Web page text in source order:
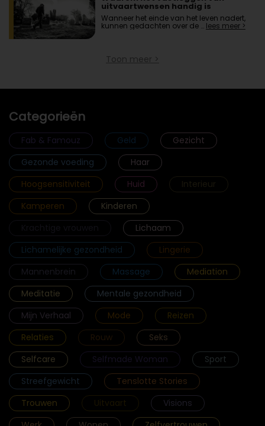
uitvaartwensen handig is
Wanneer het einde van het leven nadert,
kunnen gedachten over de … lees meer >
Toon meer >
Categorieën
Fab & Famouz Geld
Gezicht
Gezonde voeding
Haar
Hoogsensitiviteit
Huid
Interieur
Kamperen
Kinderen
Lichaam
Lichamelijke gezondheid
Lingerie
Mannenbrein
Massage
Mediation
Meditatie
Mentale gezondheid
Mijn Verhaal
Mode
Reizen
Relaties
Rouw
Seks
Selfcare
Selfmade Woman
Sport
Streefgewicht
Tenslotte Stories
Trouwen
Uitvaart
Visions